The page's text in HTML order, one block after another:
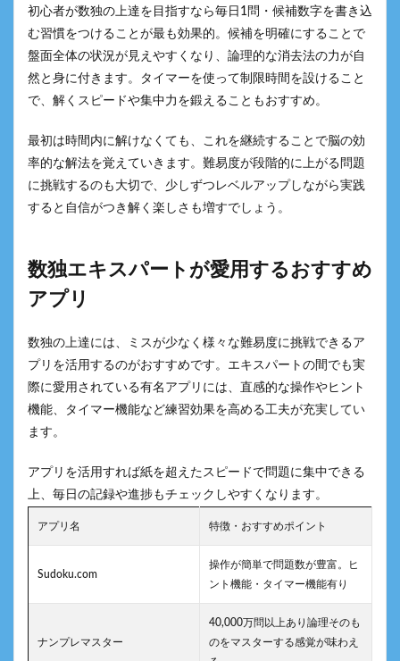
初心者が数独の上達を目指すなら毎日1問・候補数字を書き込
む習慣をつけることが最も効果的。候補を明確にすることで
盤面全体の状況が見えやすくなり、論理的な消去法の力が自
然と身に付きます。タイマーを使って制限時間を設けること
で、解くスピードや集中力を鍛えることもおすすめ。
最初は時間内に解けなくても、これを継続することで脳の効
率的な解法を覚えていきます。難易度が段階的に上がる問題
に挑戦するのも大切で、少しずつレベルアップしながら実践
すると自信がつき解く楽しさも増すでしょう。
数独エキスパートが愛用するおすすめ
アプリ
数独の上達には、ミスが少なく様々な難易度に挑戦できるア
プリを活用するのがおすすめです。エキスパートの間でも実
際に愛用されている有名アプリには、直感的な操作やヒント
機能、タイマー機能など練習効果を高める工夫が充実してい
ます。
アプリを活用すれば紙を超えたスピードで問題に集中できる
上、毎日の記録や進捗もチェックしやすくなります。
アプリ名 特徴・おすすめポイント
Sudoku.com
操作が簡単で問題数が豊富。ヒ
ント機能・タイマー機能有り
ナンプレマスター
40,000万問以上あり論理そのも
のをマスターする感覚が味わえ